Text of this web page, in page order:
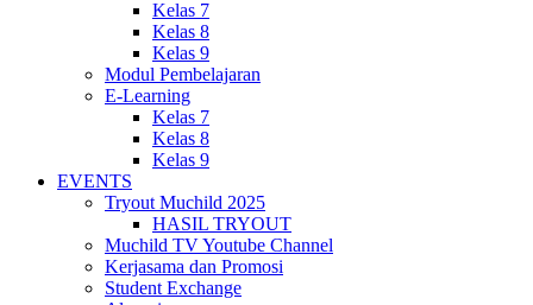
Kelas 7
Kelas 8
Kelas 9
Modul Pembelajaran
E-Learning
Kelas 7
Kelas 8
Kelas 9
EVENTS
Tryout Muchild 2025
HASIL TRYOUT
Muchild TV Youtube Channel
Kerjasama dan Promosi
Student Exchange